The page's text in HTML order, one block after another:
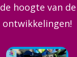
hoogte van
ontwikkelingen!